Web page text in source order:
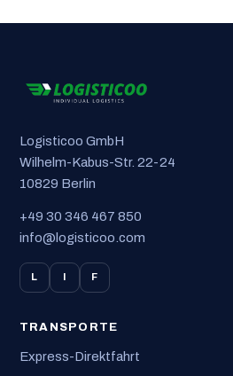
Logisticoo GmbH
Wilhelm-Kabus-Str. 22-24
10829 Berlin
+49 30 346 467 850
info@logisticoo.com
L I F
TRANSPORTE
Express-Direktfahrt